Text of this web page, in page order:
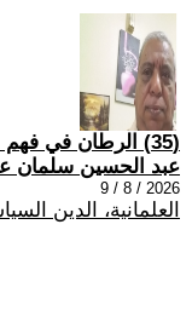
(35) الرطان في فهم القران.....7
عبد الحسين سلمان
2026 / 8 / 9
العلمانية، الدين